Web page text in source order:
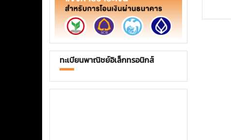
ทะเบียนพาณิชย์อิเล็กทรอนิกส์